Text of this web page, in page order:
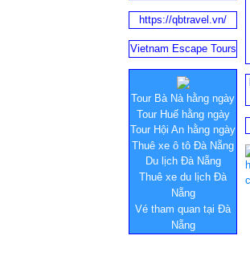
https://qbtravel.vn/
Vietnam Escape Tours
Tour Bà Nà hằng ngày
Tour Huế hằng ngày
Tour Hội An hằng ngày
Thuê xe ô tô Đà Nẵng
Du lịch Đà Nẵng
Thuê xe du lịch Đà
Nẵng
Vé tham quan tại Đà
Nẵng